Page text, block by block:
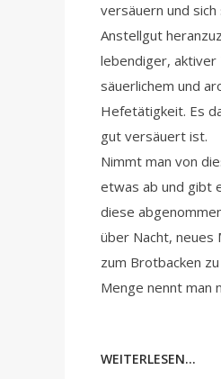
versäuern und
Anstellgut
lebendiger,
säuerlichem und
Hefetätigkeit. Es
gut versäuert ist.
Nimmt man von
etwas ab und gibt
diese
über Nacht, neues
zum Brotbacken
Menge nennt man
WEITERLESEN...